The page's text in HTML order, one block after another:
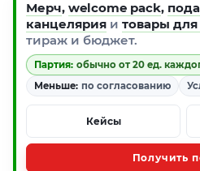
Мерч, welcome pack,
канцелярия и товары
тираж и бюджет.
Партия: обычно от 20 ед.
Меньше: по согласованию
Кейсы
Получить